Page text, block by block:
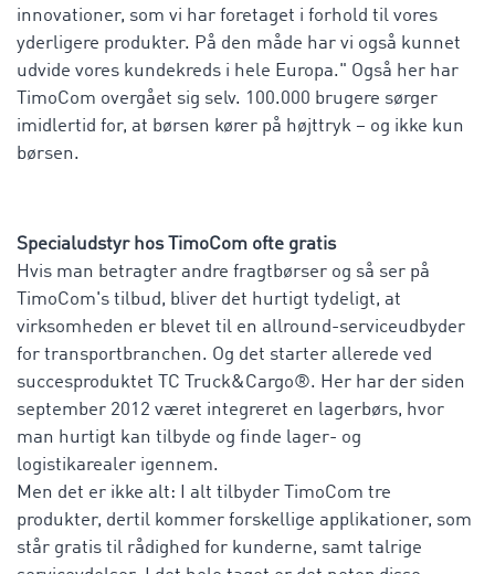
innovationer, som vi har foretaget i forhold til vores
yderligere produkter. På den måde har vi også kunnet
udvide vores kundekreds i hele Europa." Også her har
TimoCom overgået sig selv. 100.000 brugere sørger
imidlertid for, at børsen kører på højttryk – og ikke kun
børsen.
Specialudstyr hos TimoCom ofte gratis
Hvis man betragter andre fragtbørser og så ser på
TimoCom's tilbud, bliver det hurtigt tydeligt, at
virksomheden er blevet til en allround-serviceudbyder
for transportbranchen. Og det starter allerede ved
succesproduktet TC Truck&Cargo®. Her har der siden
september 2012 været integreret en lagerbørs, hvor
man hurtigt kan tilbyde og finde lager- og
logistikarealer igennem.
Men det er ikke alt: I alt tilbyder TimoCom tre
produkter, dertil kommer forskellige applikationer, som
står gratis til rådighed for kunderne, samt talrige